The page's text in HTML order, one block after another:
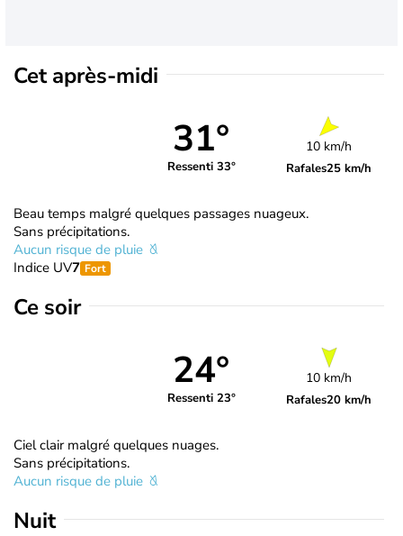
Cet après-midi
31°
Ressenti 33°
10 km/h
Rafales25 km/h
Beau temps malgré quelques passages nuageux.
Sans précipitations.
Aucun risque de pluie
Indice UV7 Fort
Ce soir
24°
Ressenti 23°
10 km/h
Rafales20 km/h
Ciel clair malgré quelques nuages.
Sans précipitations.
Aucun risque de pluie
Nuit